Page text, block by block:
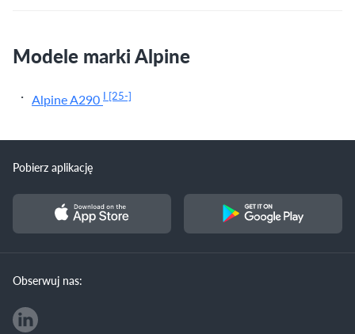
Modele marki Alpine
Alpine A290 I [25-]
Pobierz aplikację
Obserwuj nas: